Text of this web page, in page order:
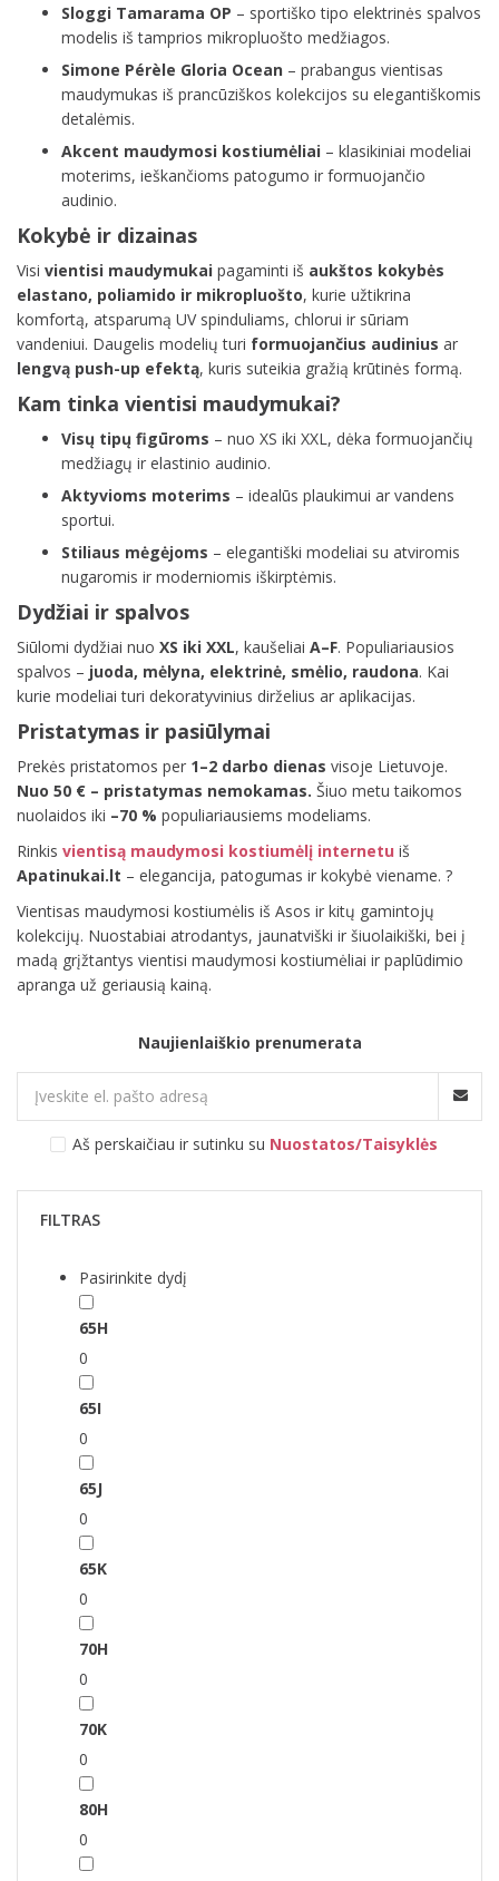
Sloggi Tamarama OP – sportiško tipo elektrinės spalvos
modelis iš tamprios mikropluošto medžiagos.
Simone Pérèle Gloria Ocean – prabangus vientisas
maudymukas iš prancūziškos kolekcijos su elegantiškomis
detalėmis.
Akcent maudymosi kostiumėliai – klasikiniai modeliai
moterims, ieškančioms patogumo ir formuojančio
audinio.
Kokybė ir dizainas
Visi vientisi maudymukai pagaminti iš aukštos kokybės
elastano, poliamido ir mikropluošto, kurie užtikrina
komfortą, atsparumą UV spinduliams, chlorui ir sūriam
vandeniui. Daugelis modelių turi formuojančius audinius ar
lengvą push-up efektą, kuris suteikia gražią krūtinės formą.
Kam tinka vientisi maudymukai?
Visų tipų figūroms – nuo XS iki XXL, dėka formuojančių
medžiagų ir elastinio audinio.
Aktyvioms moterims – idealūs plaukimui ar vandens
sportui.
Stiliaus mėgėjoms – elegantiški modeliai su atviromis
nugaromis ir moderniomis iškirptėmis.
Dydžiai ir spalvos
Siūlomi dydžiai nuo XS iki XXL, kaušeliai A–F. Populiariausios
spalvos – juoda, mėlyna, elektrinė, smėlio, raudona. Kai
kurie modeliai turi dekoratyvinius dirželius ar aplikacijas.
Pristatymas ir pasiūlymai
Prekės pristatomos per 1–2 darbo dienas visoje Lietuvoje.
Nuo 50 € – pristatymas nemokamas. Šiuo metu taikomos
nuolaidos iki –70 % populiariausiems modeliams.
Rinkis vientisą maudymosi kostiumėlį internetu iš
Apatinukai.lt – elegancija, patogumas ir kokybė viename. ?
Vientisas maudymosi kostiumėlis iš Asos ir kitų gamintojų
kolekcijų. Nuostabiai atrodantys, jaunatviški ir šiuolaikiški, bei į
madą grįžtantys vientisi maudymosi kostiumėliai ir paplūdimio
apranga už geriausią kainą.
Naujienlaiškio prenumerata
Aš perskaičiau ir sutinku su Nuostatos/Taisyklės
FILTRAS
Pasirinkite dydį
65H
0
65I
0
65J
0
65K
0
70H
0
70K
0
80H
0